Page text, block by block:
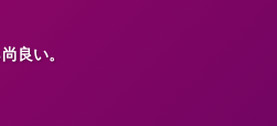
良い。